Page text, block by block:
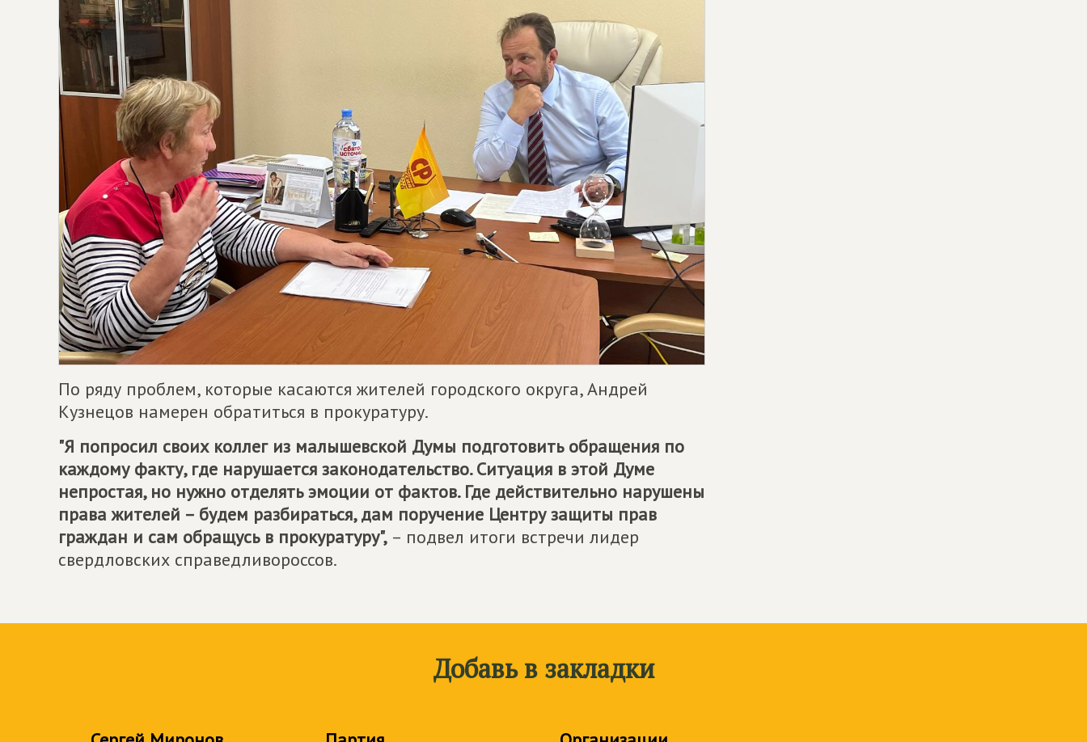
По ряду проблем, которые касаются жителей городского округа, Андрей
Кузнецов намерен обратиться в прокуратуру.
"Я попросил своих коллег из малышевской Думы подготовить обращения по
каждому факту, где нарушается законодательство. Ситуация в этой Думе
непростая, но нужно отделять эмоции от фактов. Где действительно нарушены
права жителей – будем разбираться, дам поручение Центру защиты прав
граждан и сам обращусь в прокуратуру", – подвел итоги встречи лидер
свердловских справедливороссов.
Добавь в закладки